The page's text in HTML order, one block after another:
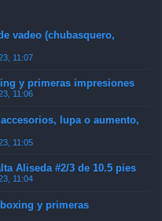
vadeo (chubasquero,
11:07
y primeras impresiones
11:06
lupa o aumento,
11:05
Aliseda #2/3 de 10.5 pies
11:04
y primeras